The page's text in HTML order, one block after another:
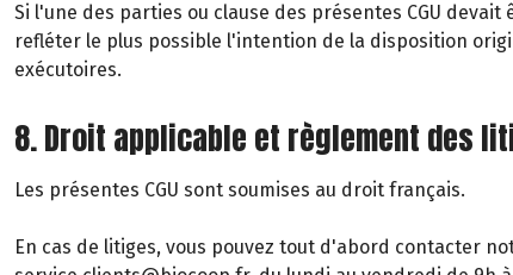
Si l'une des parties ou clause des présentes CGU
refléter le plus possible l'intention de la disposition
exécutoires.
8. Droit applicable et règlement des
Les présentes CGU sont soumises au droit français.
En cas de litiges, vous pouvez tout d'abord contacter